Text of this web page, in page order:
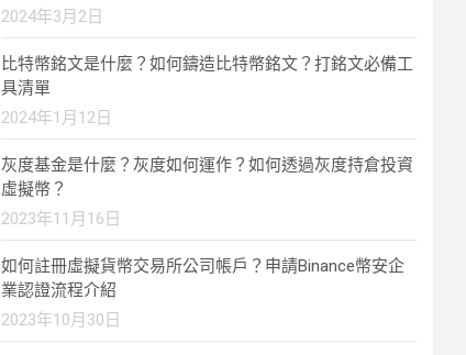
2024年3月2日
比特幣銘文是什麼？如何鑄造比特幣銘文？打銘文必備工
具清單
2024年1月12日
灰度基金是什麼？灰度如何運作？如何透過灰度持倉投資
虛擬幣？
2023年11月16日
如何註冊虛擬貨幣交易所公司帳戶？申請Binance幣安企
業認證流程介紹
2023年10月30日